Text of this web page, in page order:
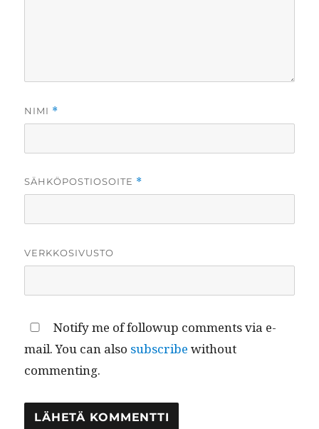
NIMI *
SÄHKÖPOSTIOSOITE *
VERKKOSIVUSTO
Notify me of followup comments via e-
mail. You can also subscribe without
commenting.